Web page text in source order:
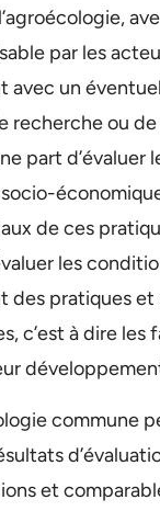
par les
avec un
recherche ou
part d’évaluer
de ces
les
des pratiques et
c’est à dire les
commune
et